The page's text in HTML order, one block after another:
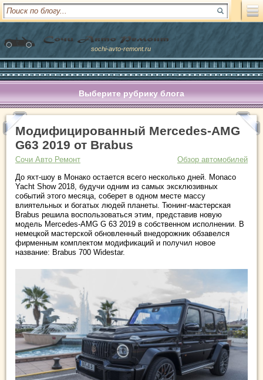
sochi-avto-remont.ru
Выберите рубрику блога
Модифицированный Mercedes-AMG
G63 2019 от Brabus
Сочи Авто Ремонт
Обзор автомобилей
До яхт-шоу в Монако остается всего несколько дней. Monaco
Yacht Show 2018, будучи одним из самых эксклюзивных
событий этого месяца, соберет в одном месте массу
влиятельных и богатых людей планеты. Тюнинг-мастерская
Brabus решила воспользоваться этим, представив новую
модель Mercedes-AMG G 63 2019 в собственном исполнении. В
немецкой мастерской обновленный внедорожник обзавелся
фирменным комплектом модификаций и получил новое
название: Brabus 700 Widestar.